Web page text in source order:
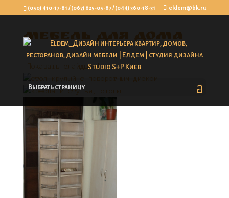
(050) 410-17-81 /(067) 625-05-87/(044) 360-18-31 eldem@bk.ru
Выбрать страницу
Мебель для дома
[Показать слайдшоу]